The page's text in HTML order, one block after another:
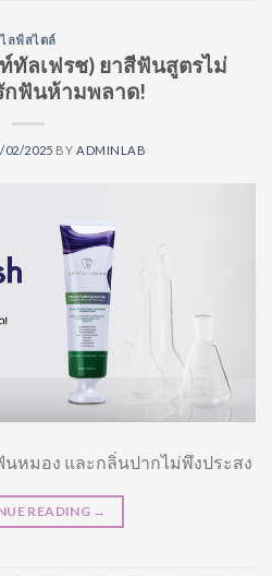
ไลฟ์สไตล์
ทัลเฟรช) ยาสีฟันสูตรไม่
กฟันห้ามพลาด!
02/2025 BY ADMINLAB
หมอง และกลิ่นปากไม่พึงประสง
READING →